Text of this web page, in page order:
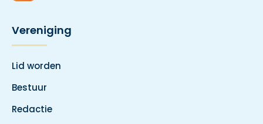
Vereniging
Lid worden
Bestuur
Redactie